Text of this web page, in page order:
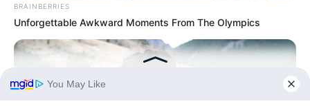
BRAINBERRIES
Unforgettable Awkward Moments From The Olympics